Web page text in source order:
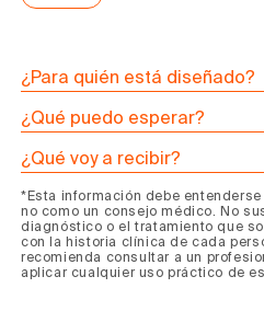
Programa
Caldo
de
Huesos
Herpes
Programa
Caldo
de
Huesos
Herpes
¿Para quién está diseñado?
¿Qué puedo esperar?
¿Qué voy a recibir?
*Esta información debe
no como un consejo médico. No
diagnóstico o el tratamiento que
con la historia clínica de cada
recomienda consultar a un
aplicar cualquier uso práctico de